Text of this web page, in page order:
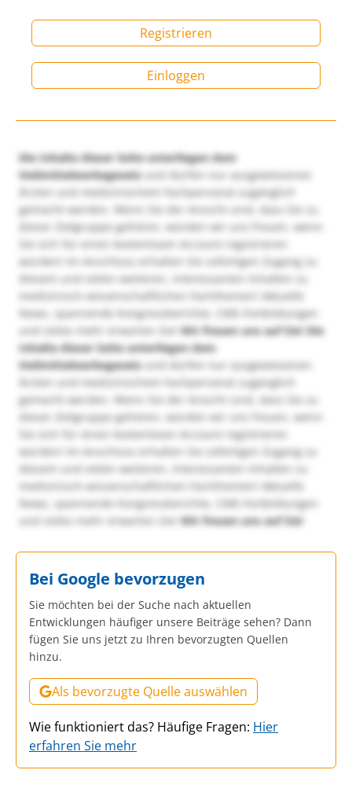
Registrieren
Einloggen
Die Inhalte dieser Seite unterliegen dem
Heilmittelwerbegesetzund dürfen nur ausgewiesenen
Ärzten und medizinischem Fachpersonal zugänglich
gemacht werden. Wenn Sie der Ansicht sind, dass Sie zu
dieser Zielgruppe gehören, würden wir uns freuen, wenn
Sie sich für einen kostenlosen Account registrieren
würden! Im Anschluss erhalten Sie sofortigen Zugang zu
diesem und vielen weiteren, interessanten Inhalten zu
medizinisch-wissenschaftlichen Fachthemen! Aktuelle
News, spannende Kongressberichte, CME-Fortbildungen
und vieles mehr erwarten Sie!Wir freuen uns auf Sie! Die
Inhalte dieser Seite unterliegen dem
Heilmittelwerbegesetzund dürfen nur ausgewiesenen
Ärzten und medizinischem Fachpersonal zugänglich
gemacht werden. Wenn Sie der Ansicht sind, dass Sie zu
dieser Zielgruppe gehören, würden wir uns freuen, wenn
Sie sich für einen kostenlosen Account registrieren
würden! Im Anschluss erhalten Sie sofortigen Zugang zu
diesem und vielen weiteren, interessanten Inhalten zu
medizinisch-wissenschaftlichen Fachthemen! Aktuelle
News, spannende Kongressberichte, CME-Fortbildungen
und vieles mehr erwarten Sie!Wir freuen uns auf Sie!
Bei Google bevorzugen
Sie möchten bei der Suche nach aktuellen
Entwicklungen häufiger unsere Beiträge sehen? Dann
fügen Sie uns jetzt zu Ihren bevorzugten Quellen
hinzu.
Als bevorzugte Quelle auswählen
Wie funktioniert das? Häufige Fragen: Hier
erfahren Sie mehr